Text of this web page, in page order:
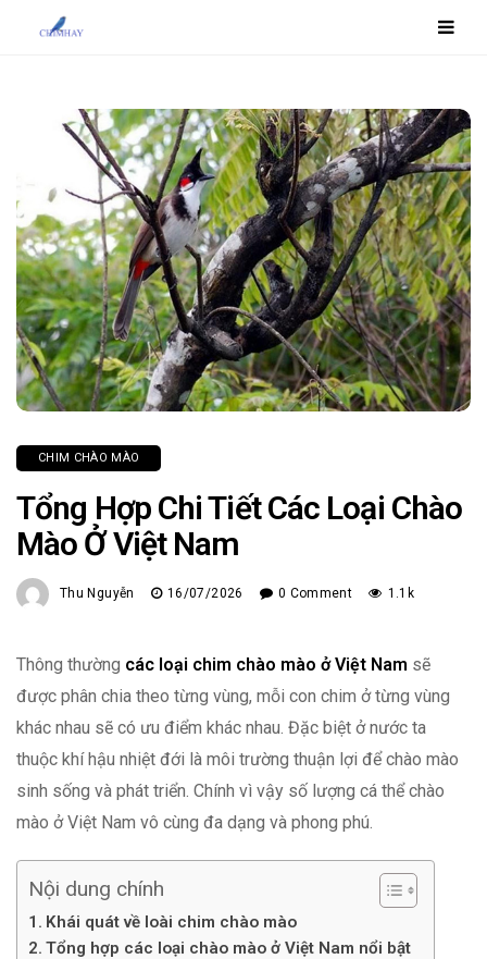
CHIM CHÀO MÀO
Tổng Hợp Chi Tiết Các Loại Chào
Mào Ở Việt Nam
Thu Nguyễn 16/07/2026 0 Comment 1.1k
Thông thường các loại chim chào mào ở Việt Nam sẽ
được phân chia theo từng vùng, mỗi con chim ở từng vùng
khác nhau sẽ có ưu điểm khác nhau. Đặc biệt ở nước ta
thuộc khí hậu nhiệt đới là môi trường thuận lợi để chào mào
sinh sống và phát triển. Chính vì vậy số lượng cá thể chào
mào ở Việt Nam vô cùng đa dạng và phong phú.
Nội dung chính
Khái quát về loài chim chào mào
Tổng hợp các loại chào mào ở Việt Nam nổi bật